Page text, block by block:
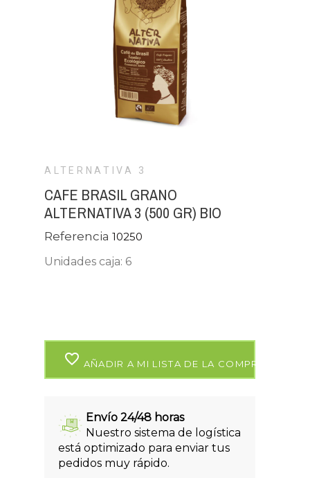
ALTERNATIVA 3
CAFE BRASIL GRANO
ALTERNATIVA 3 (500 GR) BIO
Referencia10250
Unidades caja: 6
favorite_border AÑADIR A MI LISTA DE LA COMPRA
Envío 24/48 horas
Nuestro sistema de logística
está optimizado para enviar tus
pedidos muy rápido.